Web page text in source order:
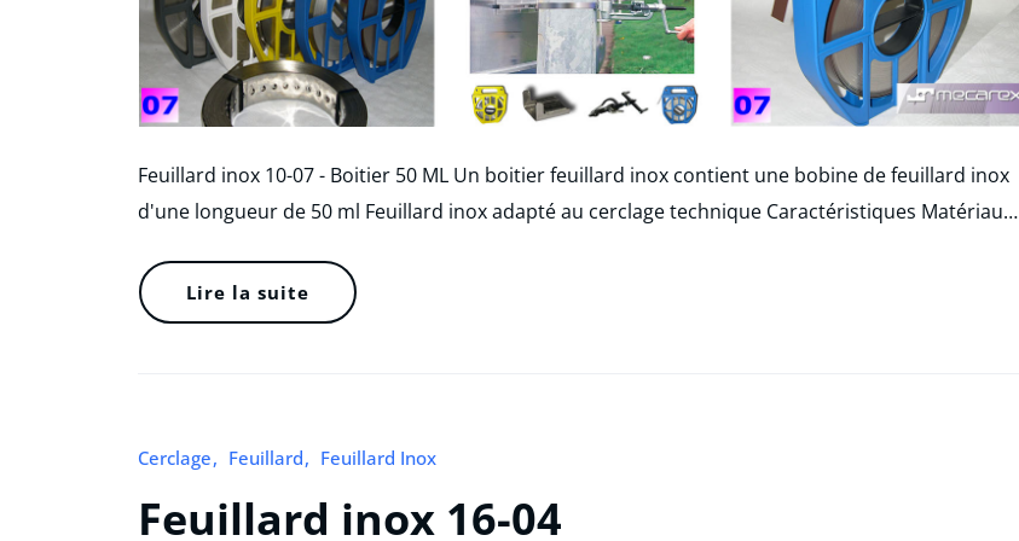
Feuillard inox 10-07 - Boitier 50 ML Un boitier feuillard inox contient une bobine de feuillard inox
d'une longueur de 50 ml Feuillard inox adapté au cerclage technique Caractéristiques Matériau…
Lire la suite
Cerclage Feuillard Feuillard Inox
Feuillard inox 16-04